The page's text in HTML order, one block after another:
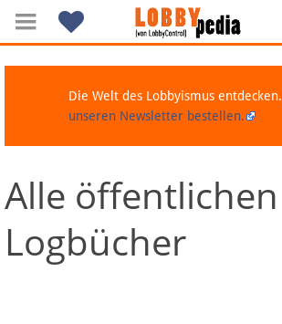
Navigation
Über Lobbypedia
Die Welt des Lobbyismus entdecken.
unseren Newsletter bestellen.
Alle öffentlichen
Logbücher